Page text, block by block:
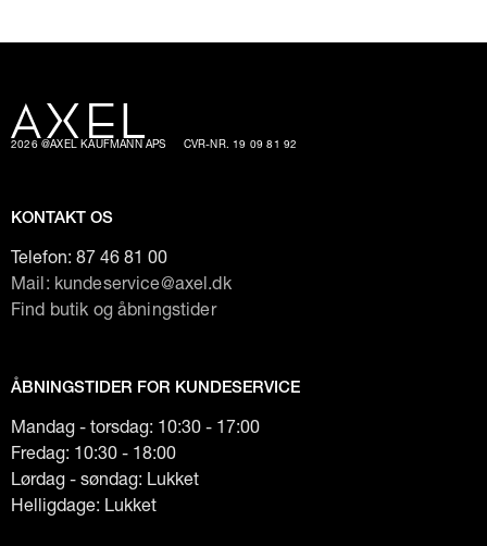
2026 @AXEL KAUFMANN APS CVR-NR. 19 09 81 92
KONTAKT OS
Telefon: 87 46 81 00
Mail: kundeservice@axel.dk
Find butik og åbningstider
ÅBNINGSTIDER FOR KUNDESERVICE
Mandag - torsdag: 10:30 - 17:00
Fredag: 10:30 - 18:00
Lørdag - søndag: Lukket
Helligdage: Lukket